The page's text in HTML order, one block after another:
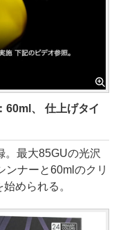
、 仕上げタイ
最大85GUの光沢
ンナーと60mlのクリ
められる。